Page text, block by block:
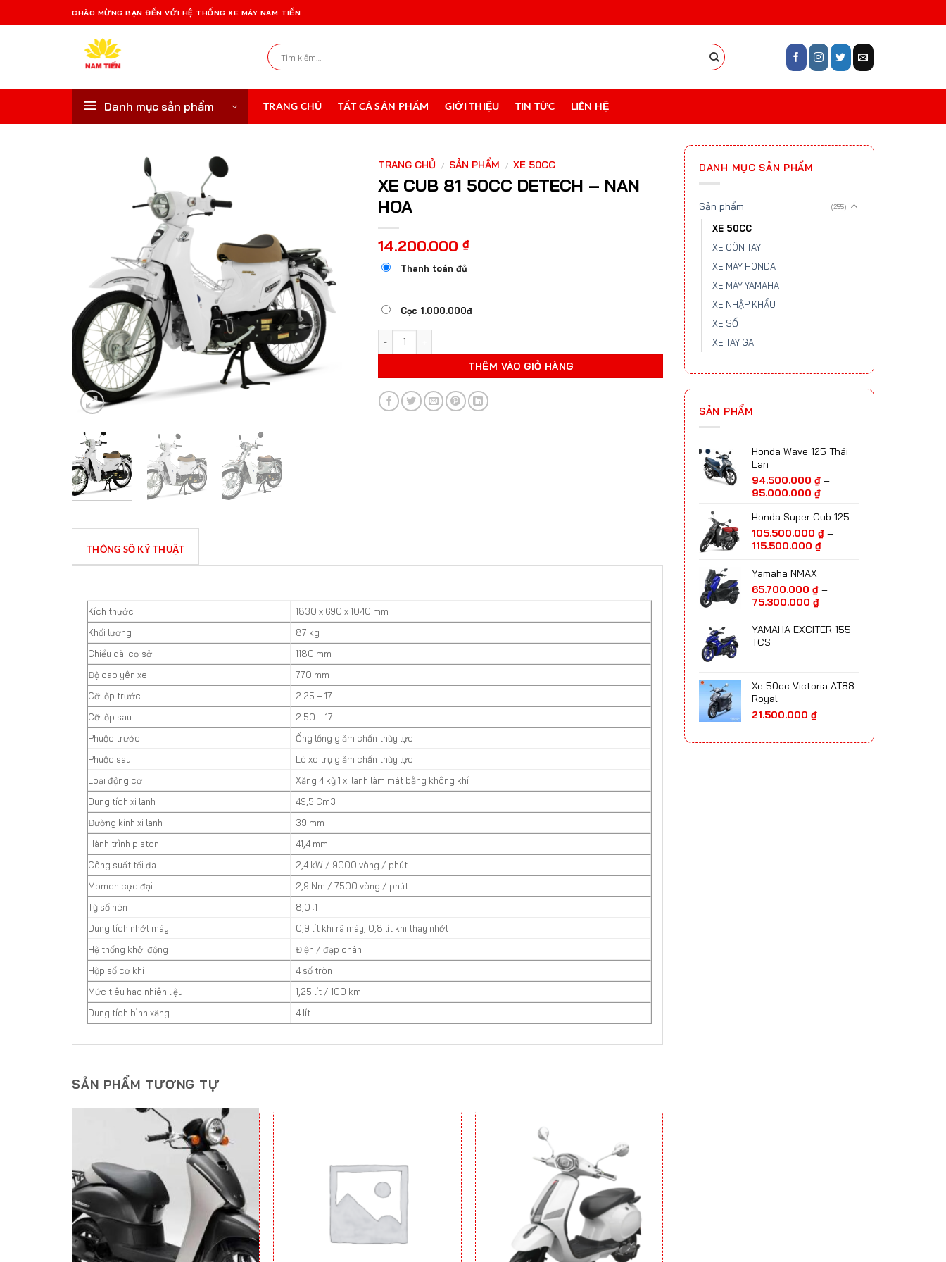
qua
CHÀO MỪNG BẠN ĐẾN VỚI HỆ THỐNG XE MÁY NAM TIẾN
Tìm
kiếm:
Danh mục sản phẩm TRANG CHỦ TẤT CẢ SẢN PHẨM GIỚI THIỆU TIN TỨC LIÊN HỆ
DANH MỤC SẢN PHẨM
Sản phẩm (255)
XE 50CC
XE CÔN TAY
XE MÁY HONDA
XE MÁY YAMAHA
XE NHẬP KHẨU
XE SỐ
XE TAY GA
SẢN PHẨM
Honda Wave 125 Thái
Lan
94.500.000 ₫ –
95.000.000 ₫Khoảng
từ
94.500.000 ₫
đến
95.000.000 ₫
Honda Super Cub 125
105.500.000 ₫ –
115.500.000 ₫Khoảng
105.500.000 ₫
115.500.000 ₫
Yamaha NMAX
65.700.000 ₫ –
75.300.000 ₫Khoảng
từ
65.700.000 ₫
75.300.000 ₫
YAMAHA EXCITER 155
TCS
Xe 50cc Victoria AT88-
Royal
21.500.000 ₫
TRANG CHỦ / SẢN PHẨM / XE 50CC
XE CUB 81 50CC DETECH – NAN
HOA
14.200.000 ₫
Thanh toán đủ
Cọc 1.000.000đ
XE CUB 81 50CC DETECH - NAN HOA số lượng
THÊM VÀO GIỎ HÀNG
THÔNG SỐ KỸ THUẬT
Kích thước
1830 x 690 x 1040 mm
Khối lượng
87 kg
Chiều dài cơ sở
1180 mm
Độ cao yên xe
770 mm
Cỡ lốp trước
2.25 – 17
Cỡ lốp sau
2.50 – 17
Phuộc trước
Ống lồng giảm chấn thủy lực
Phuộc sau
Lò xo trụ giảm chấn thủy lực
Loại động cơ
Xăng 4 kỳ 1 xi lanh làm mát bằng không khí
Dung tích xi lanh
49,5 Cm3
Đường kính xi lanh
39 mm
Hành trình piston
41,4 mm
Công suất tối đa
2,4 kW / 9000 vòng / phút
Momen cực đại
2,9 Nm / 7500 vòng / phút
Tỷ số nén
8,0 :1
Dung tích nhớt máy
0,9 lít khi rã máy, 0,8 lít khi thay nhớt
Hệ thống khởi động
Điện / đạp chân
Hộp số cơ khí
4 số tròn
Mức tiêu hao nhiên liệu
1,25 lít / 100 km
Dung tích bình xăng
4 lít
SẢN PHẨM TƯƠNG TỰ